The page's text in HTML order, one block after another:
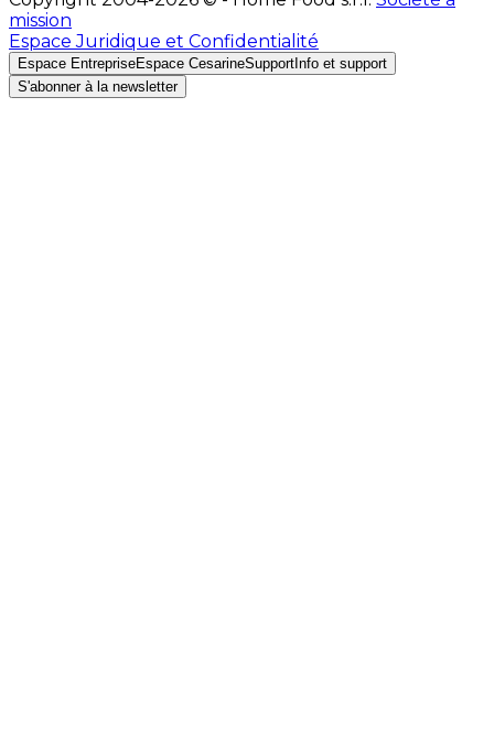
mission
Espace Juridique et Confidentialité
Espace EntrepriseEspace CesarineSupport Info et support
S'abonner à la newsletter